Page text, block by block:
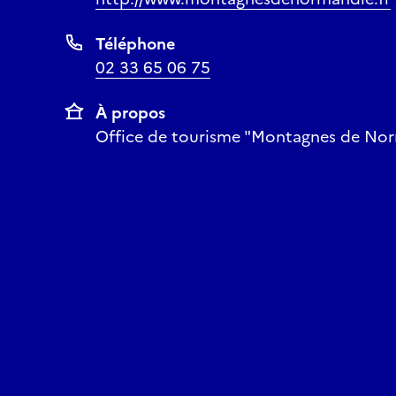
Téléphone
02 33 65 06 75
À propos
Office de tourisme "Montagnes de